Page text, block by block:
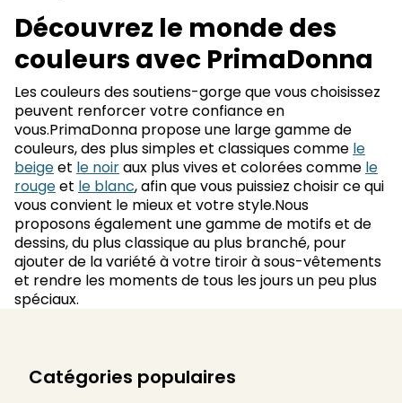
Découvrez le monde des
couleurs avec PrimaDonna
Les couleurs des soutiens-gorge que vous choisissez
peuvent renforcer votre confiance en
vous.PrimaDonna propose une large gamme de
couleurs, des plus simples et classiques comme le
beigeet le noiraux plus vives et colorées comme le
rougeet le blanc, afin que vous puissiez choisir ce qui
vous convient le mieux et votre style.Nous
proposons également une gamme de motifs et de
dessins, du plus classique au plus branché, pour
ajouter de la variété à votre tiroir à sous-vêtements
et rendre les moments de tous les jours un peu plus
spéciaux.
Catégories populaires